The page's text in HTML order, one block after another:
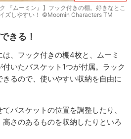
『ムーミン』】フック付きの棚。好きなとこ
ズしやすい！ ©Moomin Characters TM
きる！
、フック付きの棚4枚と、ムーミ
いたバスケット1つが付属。ラック
るので、使いやすい収納を自由に
バスケットの位置を調整したり、
さのあるものを収納したりといろ